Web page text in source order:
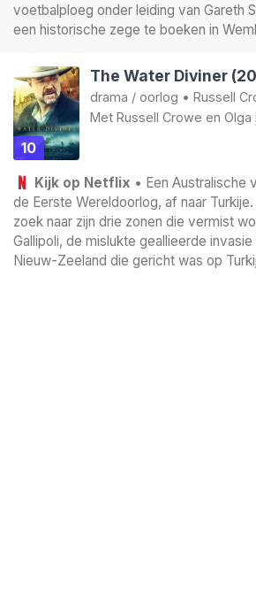
voetbalploeg onder leiding van Gareth
een historische zege te boeken in
10
The Water Diviner
drama / oorlog • Russell
Met Russell Crowe en Olga
Kijk op Netflix • Een Australische
de Eerste Wereldoorlog, af naar
zoek naar zijn drie zonen die vermist
Gallipoli, de mislukte geallieerde
Nieuw-Zeeland die gericht was op